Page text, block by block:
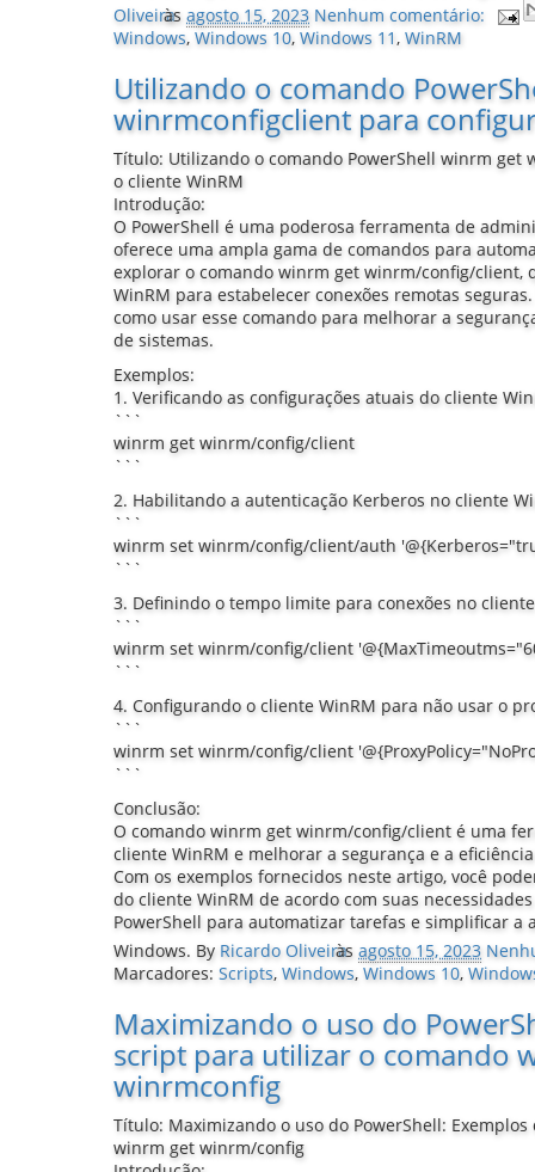
Oliveira
às agosto 15, 2023 Nenhum comentário:
Windows, Windows 10, Windows 11, WinRM
Utilizando o comando
winrmconfigclient para
Título: Utilizando o comando PowerShell winrm
o cliente WinRM
Introdução:
O PowerShell é uma poderosa ferramenta de
oferece uma ampla gama de comandos para
explorar o comando winrm get winrm/config/client,
WinRM para estabelecer conexões remotas
como usar esse comando para melhorar a
de sistemas.
Exemplos:
1. Verificando as configurações atuais do cliente
```
winrm get winrm/config/client
```
2. Habilitando a autenticação Kerberos no cliente
```
winrm set winrm/config/client/auth
```
3. Definindo o tempo limite para conexões no
```
winrm set winrm/config/client
```
4. Configurando o cliente WinRM para não usar o
```
winrm set winrm/config/client
```
Conclusão:
O comando winrm get winrm/config/client é uma
cliente WinRM e melhorar a segurança e a
Com os exemplos fornecidos neste artigo, você
do cliente WinRM de acordo com suas
PowerShell para automatizar tarefas e simplificar a
Windows. By Ricardo Oliveira
às agosto 15, 2023
Marcadores: Scripts, Windows, Windows 10,
Maximizando o uso do
script para utilizar o comando
winrmconfig
Título: Maximizando o uso do PowerShell:
winrm get winrm/config